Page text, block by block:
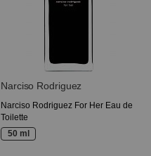
Narciso Rodriguez
Narciso Rodriguez For Her Eau de
Toilette
50 ml